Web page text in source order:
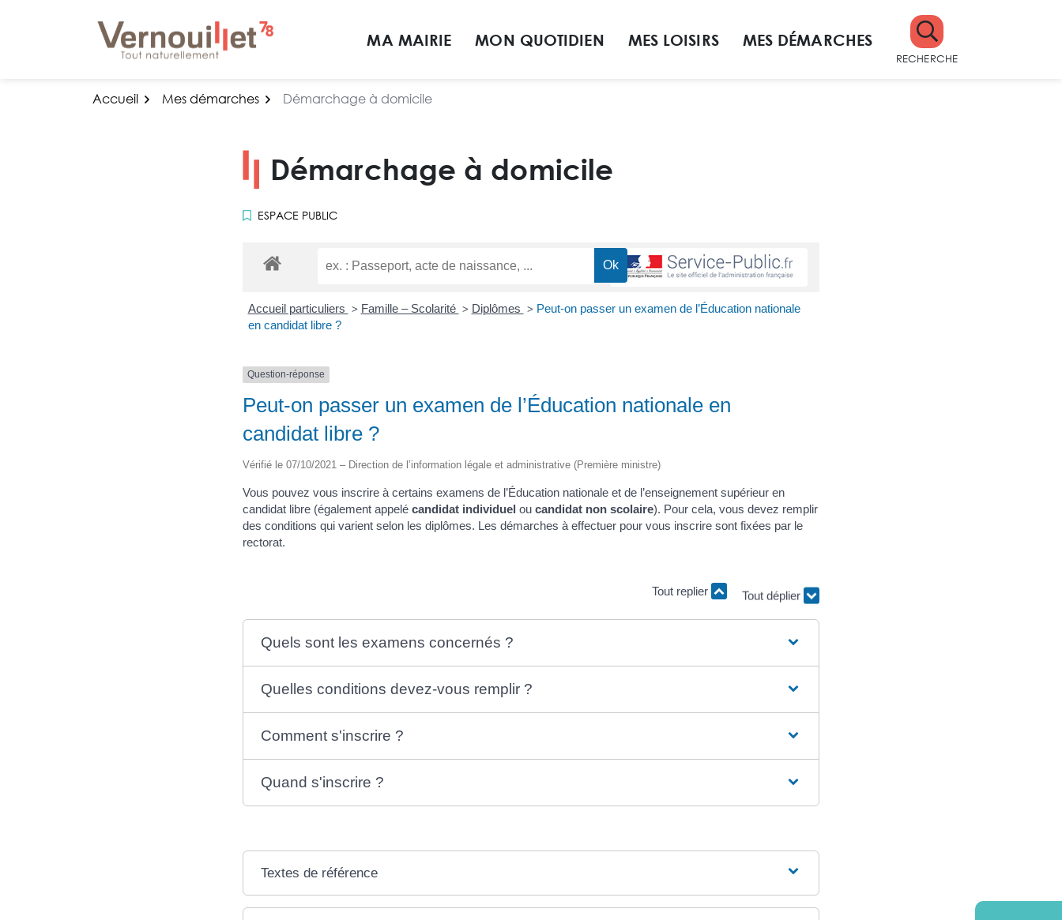
MA MAIRIE MON QUOTIDIEN MES LOISIRS MES DÉMARCHES
RECHERCHE
Accueil Mes démarches Démarchage à domicile
Démarchage à domicile
ESPACE PUBLIC
Accueil particuliers > Famille – Scolarité > Diplômes > Peut-on passer un examen de l’Éducation nationale
en candidat libre ?
Question-réponse
Peut-on passer un examen de l’Éducation nationale en
candidat libre ?
Vérifié le 07/10/2021 – Direction de l’information légale et administrative (Première ministre)
Vous pouvez vous inscrire à certains examens de l’Éducation nationale et de l’enseignement supérieur en
candidat libre (également appelé candidat individuel ou candidat non scolaire). Pour cela, vous devez remplir
des conditions qui varient selon les diplômes. Les démarches à effectuer pour vous inscrire sont fixées par le
rectorat.
Tout replier
Tout déplier
Quels sont les examens concernés ?
Quelles conditions devez-vous remplir ?
Comment s'inscrire ?
Quand s'inscrire ?
Textes de référence